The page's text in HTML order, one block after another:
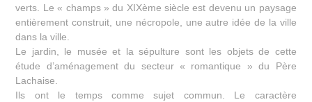
verts. Le « champs » du XIXème siècle est devenu un paysage
entièrement construit, une nécropole, une autre idée de la ville
dans la ville.
Le jardin, le musée et la sépulture sont les objets de cette
étude d’aménagement du secteur « romantique » du Père
Lachaise.
Ils ont le temps comme sujet commun. Le caractère